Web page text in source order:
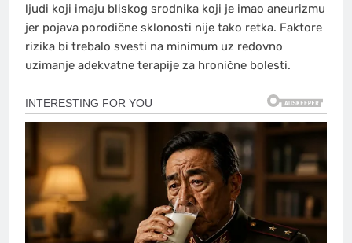
ljudi koji imaju bliskog srodnika koji je imao aneurizmu
jer pojava porodične sklonosti nije tako retka. Faktore
rizika bi trebalo svesti na minimum uz redovno
uzimanje adekvatne terapije za hronične bolesti.